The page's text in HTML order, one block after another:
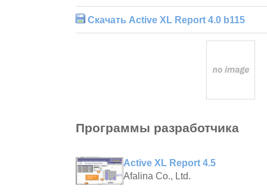
Скачать Active XL Report 4.0 b115
Программы разработчика
Active XL Report 4.5
Afalina Co., Ltd.